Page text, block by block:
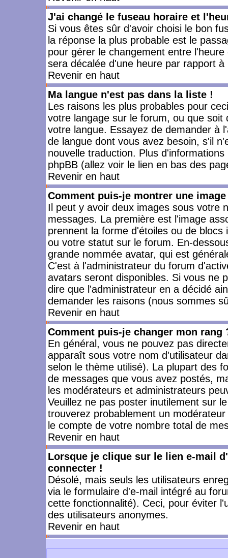
J'ai changé le fuseau horaire et
Si vous êtes sûr d'avoir choisi le bon
la réponse la plus probable est le
pour gérer le changement entre
sera décalée d'une heure par rapport à
Revenir en haut
Ma langue n'est pas dans la liste !
Les raisons les plus probables pour
votre langage sur le forum, ou que
votre langue. Essayez de demander à
de langue dont vous avez besoin, s'il
nouvelle traduction. Plus
phpBB (allez voir le lien en bas des
Revenir en haut
Comment puis-je montrer une
Il peut y avoir deux images sous votre
messages. La première est l'image
prennent la forme d'étoiles ou de
ou votre statut sur le forum. En-
grande nommée avatar, qui est
C'est à l'administrateur du forum
avatars seront disponibles. Si vous ne
dire que l'administrateur en a décidé
demander les raisons (nous sommes
Revenir en haut
Comment puis-je changer mon rang
En général, vous ne pouvez pas
apparaît sous votre nom d'utilisateur
selon le thème utilisé). La plupart des
de messages que vous avez postés,
les modérateurs et administrateurs
Veuillez ne pas poster inutilement sur
trouverez probablement un
le compte de votre nombre total de
Revenir en haut
Lorsque je clique sur le lien e-mail
connecter !
Désolé, mais seuls les utilisateurs
via le formulaire d'e-mail intégré au
cette fonctionnalité). Ceci, pour éviter
des utilisateurs anonymes.
Revenir en haut